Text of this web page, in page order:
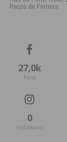
27,0k
Fans
0
Followers